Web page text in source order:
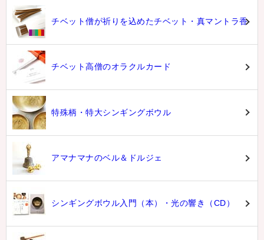
チベット僧が祈りを込めたチベット・真マントラ香
チベット高僧のオラクルカード
特殊柄・特大シンギングボウル
アマナマナのベル＆ドルジェ
シンギングボウル入門（本）・光の響き（CD）